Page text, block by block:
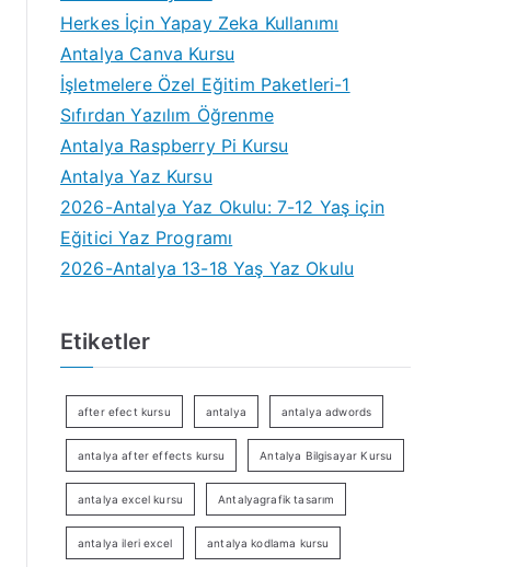
Herkes İçin Yapay Zeka Kullanımı
Antalya Canva Kursu
İşletmelere Özel Eğitim Paketleri-1
Sıfırdan Yazılım Öğrenme
Antalya Raspberry Pi Kursu
Antalya Yaz Kursu
2026-Antalya Yaz Okulu: 7-12 Yaş için
Eğitici Yaz Programı
2026-Antalya 13-18 Yaş Yaz Okulu
Etiketler
after efect kursu antalya antalya adwords
antalya after effects kursu Antalya Bilgisayar Kursu
antalya excel kursu Antalyagrafik tasarım
antalya ileri excel antalya kodlama kursu